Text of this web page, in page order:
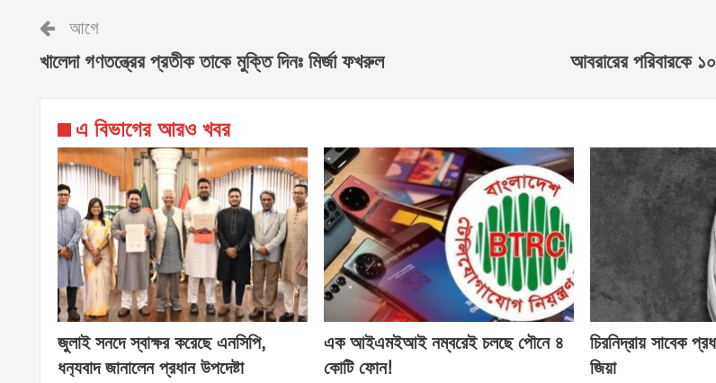
আগে
খালেদা গণতন্ত্রের প্রতীক তাকে মুক্তি দিনঃ মির্জা ফখরুল আবরারের পরিবারকে ১০
এ বিভাগের আরও খবর
জুলাই সনদে স্বাক্ষর করেছে এনসিপি,
ধন‍্যবাদ জানালেন প্রধান উপদেষ্টা
এক আইএমইআই নম্বরেই চলছে পৌনে ৪
কোটি ফোন!
চিরনিদ্রায় সাবেক
জিয়া